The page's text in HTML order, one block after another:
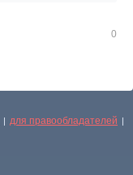
0
| для правообладателей |